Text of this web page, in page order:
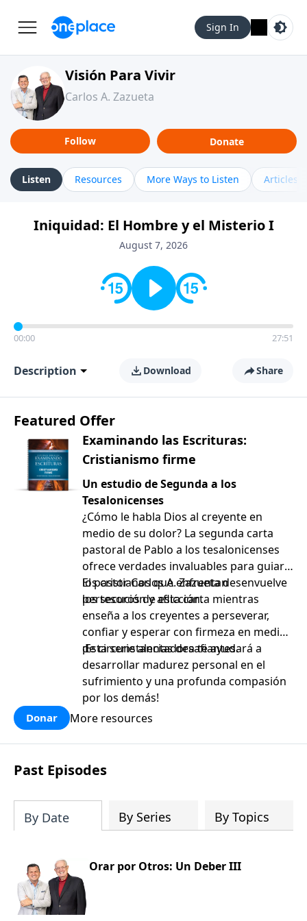
Sign In
Visión Para Vivir
Carlos A. Zazueta
Follow Donate
Listen Resources More Ways to Listen Articles
Iniquidad: El Hombre y el Misterio I
August 7, 2026
00:00 27:51
Description Download Share
Featured Offer
Examinando las Escrituras:
Cristianismo firme
Un estudio de Segunda a los
Tesalonicenses
¿Cómo le habla Dios al creyente en
medio de su dolor? La segunda carta
pastoral de Pablo a los tesalonicenses
ofrece verdades invaluables para guiar a
los cristianos que enfrentan
persecución y aflicción.
El pastor Carlos A. Zazueta desenvuelve
los tesoros de esta carta mientras
enseña a los creyentes a perseverar,
confiar y esperar con firmeza en medio
de circunstancias desafiantes.
¡Esta serie alentadora te ayudará a
desarrollar madurez personal en el
sufrimiento y una profunda compasión
por los demás!
Donar More resources
Past Episodes
By Date By Series By Topics
Orar por Otros: Un Deber III